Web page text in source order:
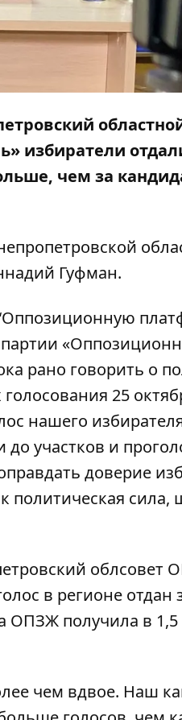
избиратели
чем за
Гуфман.
рано говорить о
25
нашего
участков и
доверие
политическая сила,
облсовет
в регионе отдан
ОПЗЖ получила в 1,5
чем вдвое. Наш